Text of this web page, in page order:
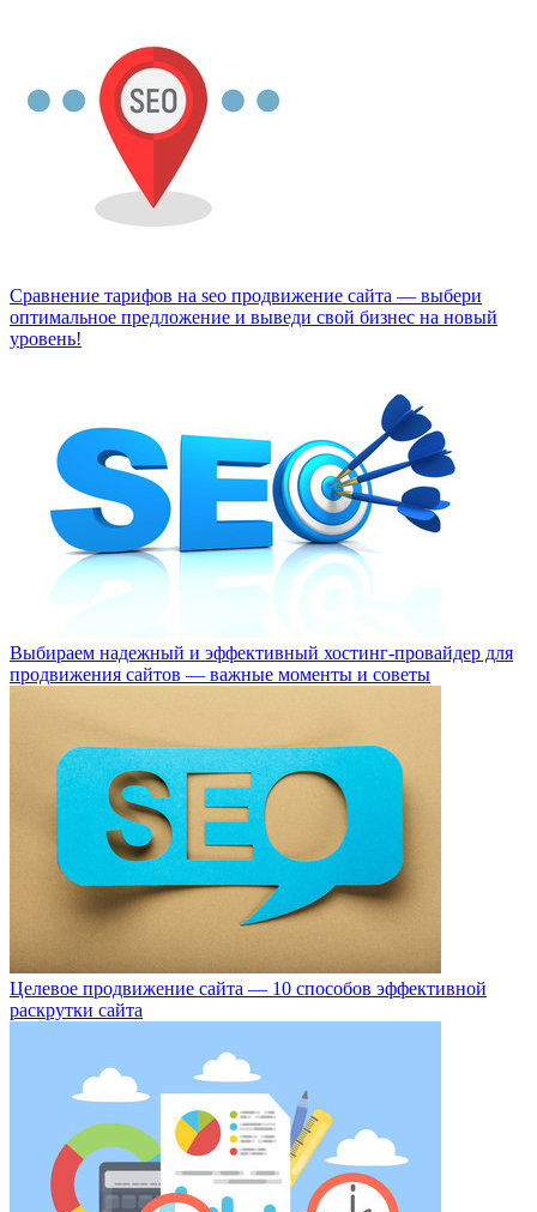
Сравнение тарифов на seo продвижение сайта — выбери
оптимальное предложение и выведи свой бизнес на новый
уровень!
Выбираем надежный и эффективный хостинг-провайдер для
продвижения сайтов — важные моменты и советы
Целевое продвижение сайта — 10 способов эффективной
раскрутки сайта